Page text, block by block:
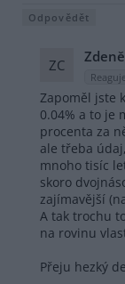
Odpovědět
ZC
Zapoměl jste
0.04% a to je
procenta za
ale třeba
mnoho tisíc
skoro
zajímavější
A tak trochu
na rovinu
Přeju hezký